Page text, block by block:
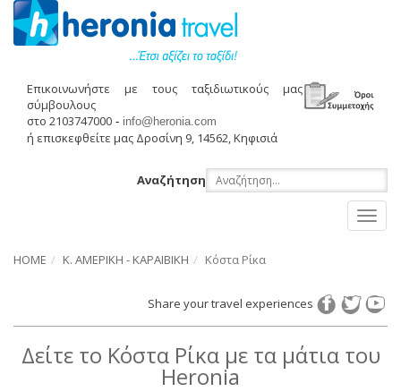
Επικοινωνήστε με τους ταξιδιωτικούς μας
σύμβουλους
στο 2103747000 - info@heronia.com
ή επισκεφθείτε μας Δροσίνη 9, 14562, Κηφισιά
Αναζήτηση
Toggle
HOME
Κ. ΑΜΕΡΙΚΗ - ΚΑΡΑΙΒΙΚΗ Κόστα Ρίκα
Share your travel experiences
Δείτε το Κόστα Ρίκα με τα μάτια του
Heronia